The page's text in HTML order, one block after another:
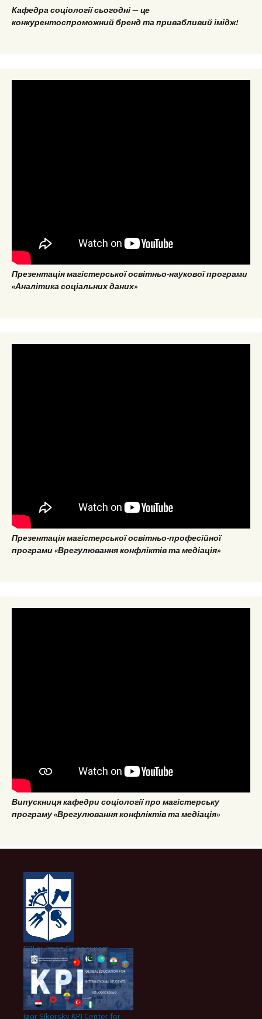
Кафедра соціології сьогодні — це
конкурентоспроможний бренд та привабливий імідж!
Презентація магістерської освітньо-наукової програми
«Аналітика соціальних даних»
Презентація магістерської освітньо-професійної
програми «Врегулювання конфліктів та медіація»
Випускниця кафедри соціології про магістерську
програму «Врегулювання конфліктів та медіація»
КПІ ім. Ігоря Сікорського
Igor Sikorsky KPI Center for